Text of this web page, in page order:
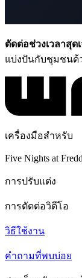
ตัดต่อช่วงเวลาสุด
แบ่งปันกับชุมชนด้
เครื่องมือสำหรับ
Five Nights at
การปรับแต่ง
การตัดต่อวิดีโอ
วิธีใช้งาน
คำถามที่พบบ่อย